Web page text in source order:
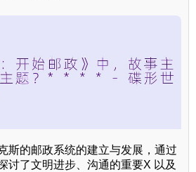
斯的邮政系统的建立与发展，通过
讨了文明进步、沟通的重要X 以及